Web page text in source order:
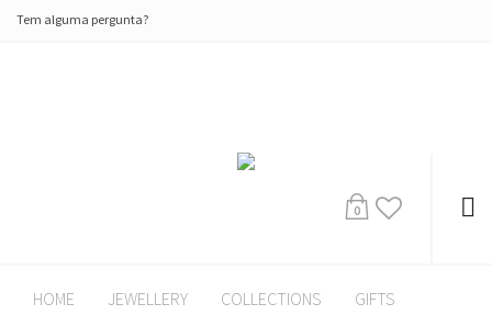
Tem alguma pergunta?
0
HOME JEWELLERY COLLECTIONS GIFTS